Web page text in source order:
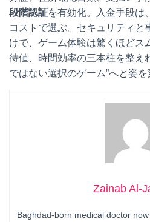
段階認証を有効化。入金手段は
コストで選ぶ。セキュリティと
けで、ゲーム体験は驚くほどス
待値、時間効率の三本柱を整え
ではない選択のゲーム”へと姿を
Zainab Al-
Baghdad-born medical doctor